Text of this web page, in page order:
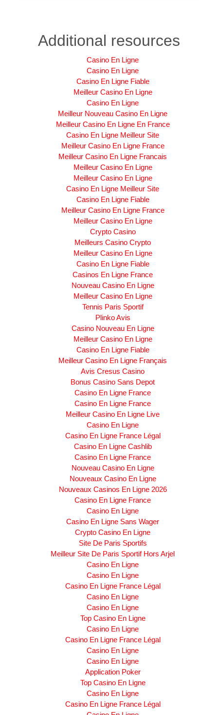
Additional resources
Casino En Ligne
Casino En Ligne
Casino En Ligne Fiable
Meilleur Casino En Ligne
Casino En Ligne
Meilleur Nouveau Casino En Ligne
Meilleur Casino En Ligne En France
Casino En Ligne Meilleur Site
Meilleur Casino En Ligne France
Meilleur Casino En Ligne Francais
Meilleur Casino En Ligne
Meilleur Casino En Ligne
Casino En Ligne Meilleur Site
Casino En Ligne Fiable
Meilleur Casino En Ligne France
Meilleur Casino En Ligne
Crypto Casino
Meilleurs Casino Crypto
Meilleur Casino En Ligne
Casino En Ligne Fiable
Casinos En Ligne France
Nouveau Casino En Ligne
Meilleur Casino En Ligne
Tennis Paris Sportif
Plinko Avis
Casino Nouveau En Ligne
Meilleur Casino En Ligne
Casino En Ligne Fiable
Meilleur Casino En Ligne Français
Avis Cresus Casino
Bonus Casino Sans Depot
Casino En Ligne France
Casino En Ligne France
Meilleur Casino En Ligne Live
Casino En Ligne
Casino En Ligne France Légal
Casino En Ligne Cashlib
Casino En Ligne France
Nouveau Casino En Ligne
Nouveaux Casino En Ligne
Nouveaux Casinos En Ligne 2026
Casino En Ligne France
Casino En Ligne
Casino En Ligne Sans Wager
Crypto Casino En Ligne
Site De Paris Sportifs
Meilleur Site De Paris Sportif Hors Arjel
Casino En Ligne
Casino En Ligne
Casino En Ligne France Légal
Casino En Ligne
Casino En Ligne
Top Casino En Ligne
Casino En Ligne
Casino En Ligne France Légal
Casino En Ligne
Casino En Ligne
Application Poker
Top Casino En Ligne
Casino En Ligne
Casino En Ligne France Légal